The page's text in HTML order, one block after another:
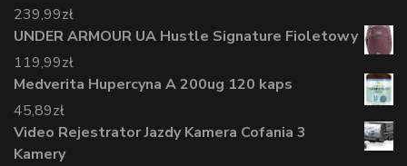
239,99zł
UNDER ARMOUR UA Hustle Signature Fioletowy
119,99zł
Medverita Hupercyna A 200ug 120 kaps
45,89zł
Video Rejestrator Jazdy Kamera Cofania 3
Kamery